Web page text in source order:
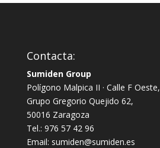
Contacta:
Sumiden Group
Polígono Malpica II · Calle F Oeste,
Grupo Gregorio Quejido 62,
50016 Zaragoza
Tel.: 976 57 42 96
Email: sumiden@sumiden.es